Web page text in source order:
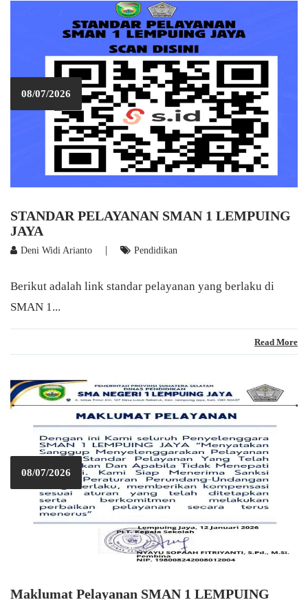
08/07/2026
STANDAR PELAYANAN SMAN 1 LEMPUING
JAYA
Deni Widi Arianto | Pendidikan
Berikut adalah link standar pelayanan yang berlaku di
SMAN 1...
Read More
08/07/2026
Maklumat Pelayanan SMAN 1 LEMPUING